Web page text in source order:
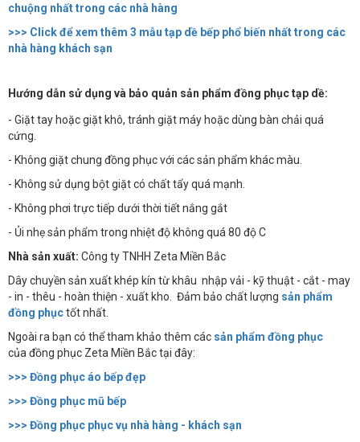
chuộng nhất trong các nhà hàng
>>> Click để xem thêm 3 mẫu tạp dề bếp phổ biến nhất trong các
nhà hàng khách sạn
Hướng dẫn sử dụng và bảo quản sản phẩm đồng phục tạp dề:
- Giặt tay hoặc giặt khô, tránh giặt máy hoặc dùng bàn chải quá
cứng.
- Không giặt chung đồng phục với các sản phẩm khác màu.
- Không sử dụng bột giặt có chất tẩy quá mạnh.
- Không phơi trực tiếp dưới thời tiết nắng gắt
- Ủi nhẹ sản phẩm trong nhiệt độ không quá 80 độ C
Nhà sản xuất: Công ty TNHH Zeta Miền Bắc
Dây chuyền sản xuất khép kín từ khâu nhập vải - kỹ thuật - cắt - may
- in - thêu - hoàn thiện - xuất kho. Đảm bảo chất lượng sản phẩm
đồng phụctốt nhất.
Ngoài ra bạn có thể tham khảo thêm các sản phẩm đồng phục
của đồng phục Zeta Miền Bắc tại đây:
>>> Đồng phục áo bếp đẹp
>>> Đồng phục mũ bếp
>>> Đồng phục phục vụ nhà hàng - khách sạn